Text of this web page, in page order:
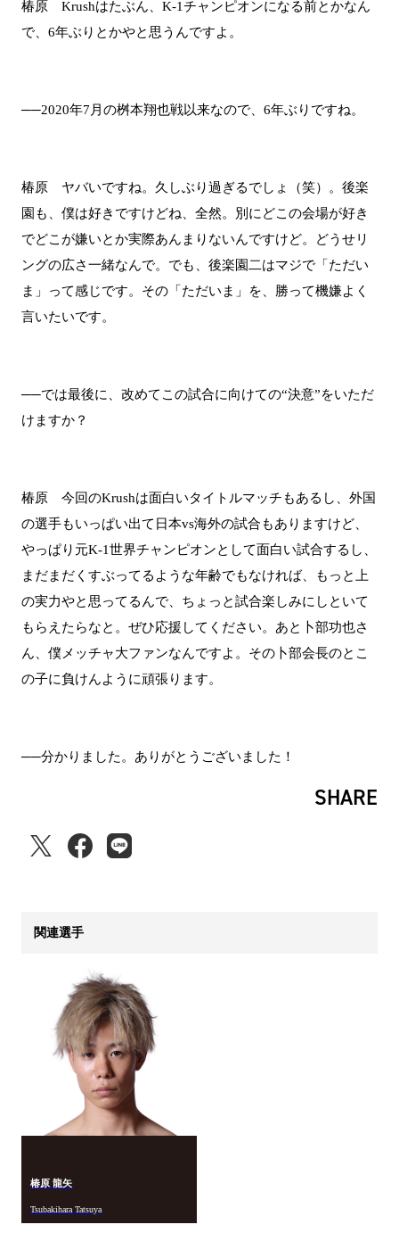
椿原 Krushはたぶん、K-1チャンピオンになる前とかなん
で、6年ぶりとかやと思うんですよ。
──2020年7月の桝本翔也戦以来なので、6年ぶりですね。
椿原 ヤバいですね。久しぶり過ぎるでしょ（笑）。後楽
園も、僕は好きですけどね、全然。別にどこの会場が好き
でどこが嫌いとか実際あんまりないんですけど。どうせリ
ングの広さ一緒なんで。でも、後楽園二はマジで「ただい
ま」って感じです。その「ただいま」を、勝って機嫌よく
言いたいです。
──では最後に、改めてこの試合に向けての“決意”をいただ
けますか？
椿原 今回のKrushは面白いタイトルマッチもあるし、外国
の選手もいっぱい出て日本vs海外の試合もありますけど、
やっぱり元K-1世界チャンピオンとして面白い試合するし、
まだまだくすぶってるような年齢でもなければ、もっと上
の実力やと思ってるんで、ちょっと試合楽しみにしといて
もらえたらなと。ぜひ応援してください。あと卜部功也さ
ん、僕メッチャ大ファンなんですよ。その卜部会長のとこ
の子に負けんように頑張ります。
──分かりました。ありがとうございました！
SHARE
関連選手
椿原 龍矢
Tsubakihara Tatsuya